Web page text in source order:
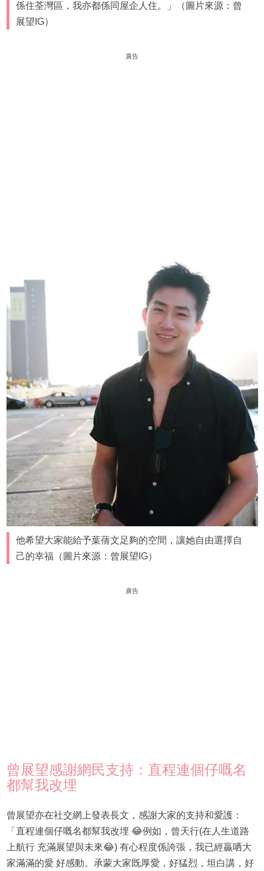
係住荃灣區，我亦都係同屋企人住。」（圖片來源：曾
展望IG）
廣告
他希望大家能給予葉蒨文足夠的空間，讓她自由選擇自
己的幸福（圖片來源：曾展望IG）
廣告
曾展望感謝網民支持：直程連個仔嘅名
都幫我改埋
曾展望亦在社交網上發表長文，感謝大家的支持和愛護：
「直程連個仔嘅名都幫我改埋 😂例如，曾天行(在人生道路
上航行 充滿展望與未來😂) 有心程度係誇張，我已經贏哂大
家滿滿的愛 好感動。承蒙大家既厚愛，好猛烈，坦白講，好